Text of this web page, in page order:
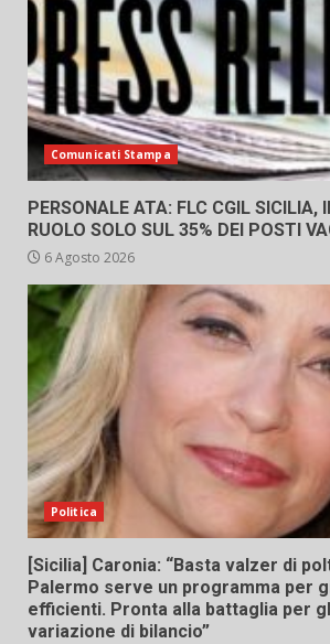
Comunicati Stampa
PERSONALE ATA: FLC CGIL SICILIA,
RUOLO SOLO SUL 35% DEI POSTI
6 Agosto 2026
Politica
[Sicilia] Caronia: “Basta valzer di
Palermo serve un programma per
efficienti. Pronta alla battaglia per
variazione di bilancio”